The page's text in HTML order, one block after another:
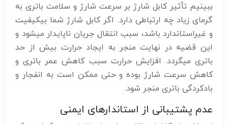
ببینیم تأثیر کابل شارژ بر سرعت شارژ و سلامت باتری به
گرمای زیاد چه ارتباطی دارد. اگر کابل شارژ شما بی‎کیفیت
و غیراستاندارد باشد، سبب انتقال جریان ناپایدار میشود و
این قضیه در نهایت منجر به ایجاد حرارت بیش از حد
باتری میگردد. افزایش حرارت سبب کاهش عمر باتری و
کاهش سرعت شارژ بوده و حتی ممکن است به انفجار و
بادکردگی باتری منجر شود.
عدم پشتیبانی از استاندارهای ایمنی